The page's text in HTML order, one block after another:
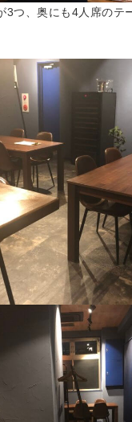
3つ、奥にも4人席のテ